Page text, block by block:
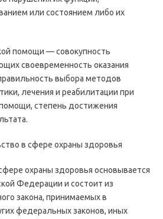
или состоянием либо их
помощи — совокупность
своевременность оказания
выбора методов
лечения и реабилитации при
степень достижения
в сфере охраны здоровья
охраны здоровья основывается
Федерации и состоит из
закона, принимаемых в
федеральных законов, иных